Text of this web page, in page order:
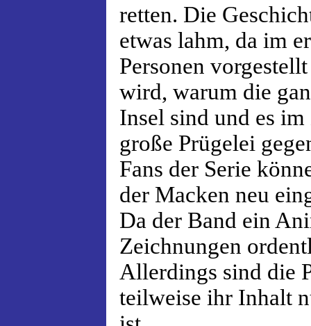
retten. Die
etwas lahm, da im
Personen
wird, warum die
Insel sind und es
große Prügelei
Fans der Serie
der Macken neu
Da der Band ein
Zeichnungen
Allerdings sind die
teilweise ihr Inhalt